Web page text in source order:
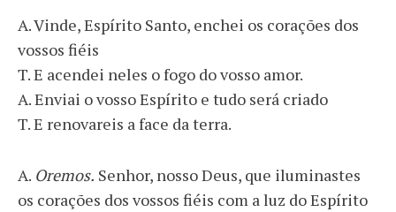
A. Vinde, Espírito Santo, enchei os corações dos
vossos fiéis
T. E acendei neles o fogo do vosso amor.
A. Enviai o vosso Espírito e tudo será criado
T. E renovareis a face da terra.
A. Oremos. Senhor, nosso Deus, que iluminastes
os corações dos vossos fiéis com a luz do Espírito